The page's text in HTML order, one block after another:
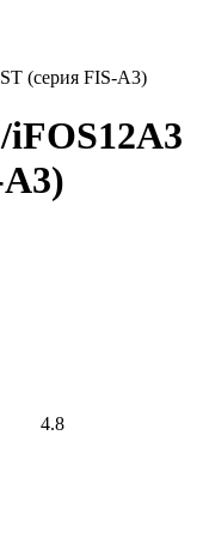
(cерия FIS-A3)
4.8